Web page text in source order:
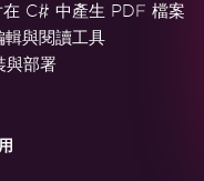
C# 中產生 PDF 檔案
與閱讀工具
與部署